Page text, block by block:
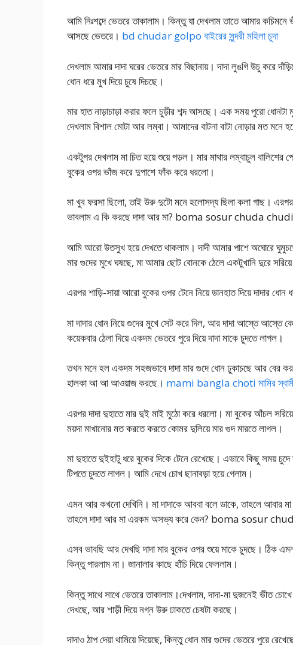
আমি নিঃশব্দে ভেতরে তাকালাম। কিন্তু যা দেখলাম তাতে আমার
আসছে ভেতরে। bd chudar golpo বাইরের সুন্দরী মহিলা চুদা
দেখলাম আমার দাদা ঘরের ভেতরে মার বিছানায়। দাদা লুঙগি উচু করে
ধোন ধরে মুখ দিয়ে চুষে দিচছে।
মার হাত নাড়াচাড়া করার ফলে চুড়ীর শব্দ আসছে। এক সময় পুরো
দেখলাম বিশাল মোটা আর লম্বা। আমাদের বাটনা বাটা নোড়ার মত মনে
একটুপর দেখলাম মা চিত হয়ে শুয়ে পড়ল। মার মাথার লম্বাচুল বালিশের
বুকের ওপর ভাঁজ করে দুপাশে ফাঁক করে ধরলো।
মা খুব ফরসা ছিলো, তাই উরু দুটো মনে হলোসদ্য ছিলা কলা গাছ।
ভাবলাম এ কি করছে দাদা আর মা? boma sosur chuda
আমি আরো উতসুখ হয়ে দেখতে থাকলাম। দাদী আমার পাশে অঘোরে
মার গুদের মুখে ঘষছে, মা আমার ছোট বোনকে ঠেলে একটুখানি দুরে
এরপর শাড়ি-সায়া আরো বুকের ওপর টেনে নিয়ে ডানহাত দিয়ে দাদার
মা দাদার ধোন নিয়ে গুদের মুখে সেট করে দিল, আর দাদা আস্তে আস্তে
কয়েকবার ঠেলা দিয়ে একদম ভেতরে পুরে দিয়ে দাদা মাকে চুদতে লাগল।
তখন মনে হল একদম সহজভাবে দাদা মার গুদে ধোন ঢুকাচছে আর বের
হালকা আ আ আওয়াজ করছে। mami bangla choti মামির স্বামী
এরপর দাদা দুহাতে মার দুই মাই মু্ঠো করে ধরলো। মা বুকের আঁচল
ময়দা মাখানোর মত করতে করতে কোমর দুলিয়ে মার গুদ মারতে লাগল।
মা দুহাতে দুইহাটু ধরে বুকের দিকে টেনে রেখেছে। এভাবে কিছু সময়
টিপতে চুদতে লাগল। আমি দেখে চোখ ছানাবড়া হয়ে গেলাম।
এমন আর কখনো দেখিনি। মা দাদাকে আববা বলে ডাকে, তাহলে আবার
তাহলে দাদা আর মা এরকম অসভ্য করে কেন? boma sosur
এসব ভাবছি আর দেখছি দাদা মার বুকের ওপর শুয়ে মাকে চুদছে। ঠিক
কিন্তু পারলাম না। জানালার কাছে হাঁচি দিয়ে ফেললাম।
কিন্তু সাথে সাথে ভেতরে তাকালাম।দেখলাম, দাদা-মা দুজনেই ভীত
দেখছে, আর শাড়ী দিয়ে নগ্ন উরু ঢাকতে চেষটা করছে।
দাদাও ঠাপ দেয়া থামিয়ে দিয়েছে, কিন্তু ধোন মার গুদের ভেতরে পুরে